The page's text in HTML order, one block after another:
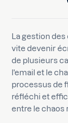
La gestion
vite devenir
de plusieurs
l'email et le
processus de
réfléchi et
entre le chaos